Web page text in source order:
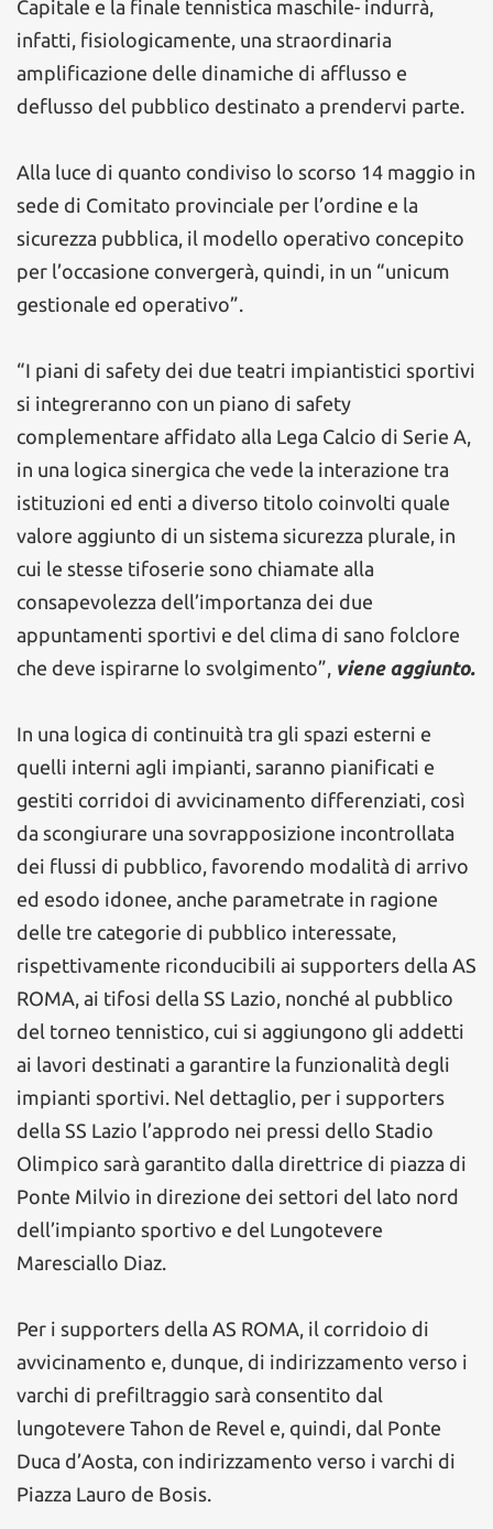
Capitale e la finale tennistica maschile- indurrà,
infatti, fisiologicamente, una straordinaria
amplificazione delle dinamiche di afflusso e
deflusso del pubblico destinato a prendervi parte.
Alla luce di quanto condiviso lo scorso 14 maggio in
sede di Comitato provinciale per l’ordine e la
sicurezza pubblica, il modello operativo concepito
per l’occasione convergerà, quindi, in un “unicum
gestionale ed operativo”.
“I piani di safety dei due teatri impiantistici sportivi
si integreranno con un piano di safety
complementare affidato alla Lega Calcio di Serie A,
in una logica sinergica che vede la interazione tra
istituzioni ed enti a diverso titolo coinvolti quale
valore aggiunto di un sistema sicurezza plurale, in
cui le stesse tifoserie sono chiamate alla
consapevolezza dell’importanza dei due
appuntamenti sportivi e del clima di sano folclore
che deve ispirarne lo svolgimento”, viene aggiunto.
In una logica di continuità tra gli spazi esterni e
quelli interni agli impianti, saranno pianificati e
gestiti corridoi di avvicinamento differenziati, così
da scongiurare una sovrapposizione incontrollata
dei flussi di pubblico, favorendo modalità di arrivo
ed esodo idonee, anche parametrate in ragione
delle tre categorie di pubblico interessate,
rispettivamente riconducibili ai supporters della AS
ROMA, ai tifosi della SS Lazio, nonché al pubblico
del torneo tennistico, cui si aggiungono gli addetti
ai lavori destinati a garantire la funzionalità degli
impianti sportivi. Nel dettaglio, per i supporters
della SS Lazio l’approdo nei pressi dello Stadio
Olimpico sarà garantito dalla direttrice di piazza di
Ponte Milvio in direzione dei settori del lato nord
dell’impianto sportivo e del Lungotevere
Maresciallo Diaz.
Per i supporters della AS ROMA, il corridoio di
avvicinamento e, dunque, di indirizzamento verso i
varchi di prefiltraggio sarà consentito dal
lungotevere Tahon de Revel e, quindi, dal Ponte
Duca d’Aosta, con indirizzamento verso i varchi di
Piazza Lauro de Bosis.